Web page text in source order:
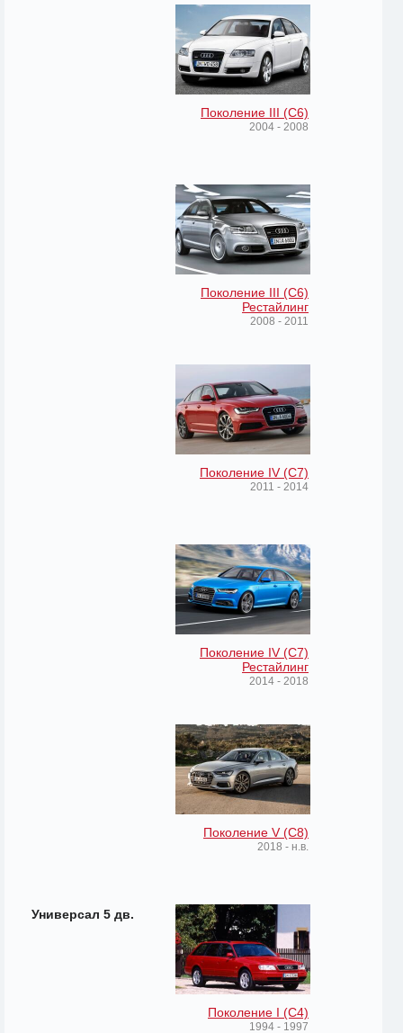
Поколение III (C6)
2004 - 2008
Поколение III (C6)
Рестайлинг
2008 - 2011
Поколение IV (C7)
2011 - 2014
Поколение IV (C7)
Рестайлинг
2014 - 2018
Поколение V (C8)
2018 - н.в.
Универсал 5 дв.
Поколение I (C4)
1994 - 1997